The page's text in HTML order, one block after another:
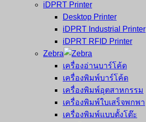
iDPRT Printer
Desktop Printer
iDPRT Industrial Printer
iDPRT RFID Printer
Zebra
เครื่องอ่านบาร์โค้ด
เครื่องพิมพ์บาร์โค้ด
เครื่องพิมพ์อุตสาหกรรม
เครื่องพิมพ์ใบเสร็จพกพา
เครื่องพิมพ์แบบตั้งโต๊ะ